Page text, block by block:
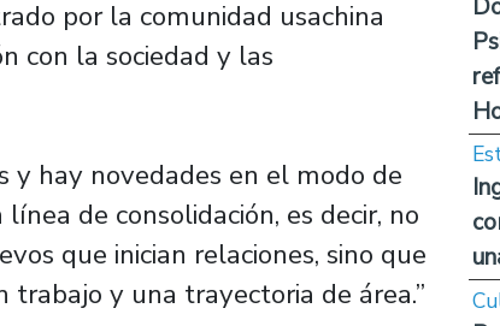
por la comunidad usachina
con la sociedad y las
y hay novedades en el modo de
de consolidación, es decir, no
que inician relaciones, sino que
y una trayectoria de área.”